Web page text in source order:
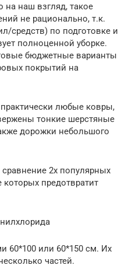
наш взгляд, такое
не рационально, т.к.
средств) по подготовке и
полноценной уборке.
бюджетные варианты
покрытий на
практически любые ковры,
тонкие шерстяные
дорожки небольшого
2х популярных
предотвратит
60*100 или 60*150 см. Их
частей.